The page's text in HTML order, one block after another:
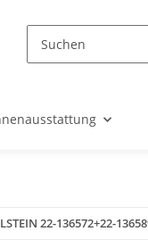
22-136572+22-